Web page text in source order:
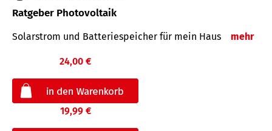
Ratgeber Photovoltaik
Solarstrom und Batteriespeicher für mein Haus mehr
24,00 €
19,99 €